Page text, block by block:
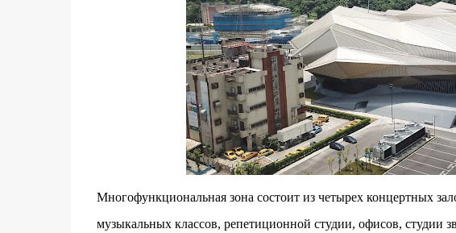
Многофункциональная зона состоит из четырех концертных
музыкальных классов, репетиционной студии, офисов, студии